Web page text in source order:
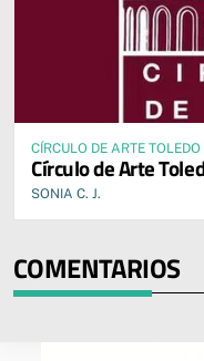
CÍRCULO DE ARTE TOLEDO
Círculo de Arte
SONIA C. J.
COMENTARIOS